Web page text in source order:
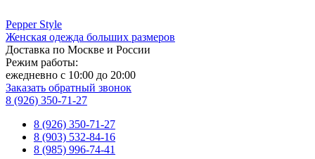
Pepper Style
Женская одежда больших размеров
Доставка по Москве и России
Режим работы:
ежедневно с 10:00 до 20:00
Заказать обратный звонок
8 (926) 350-71-27
8 (926) 350-71-27
8 (903) 532-84-16
8 (985) 996-74-41